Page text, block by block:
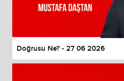
Doğrusu Ne? - 27 06 2026